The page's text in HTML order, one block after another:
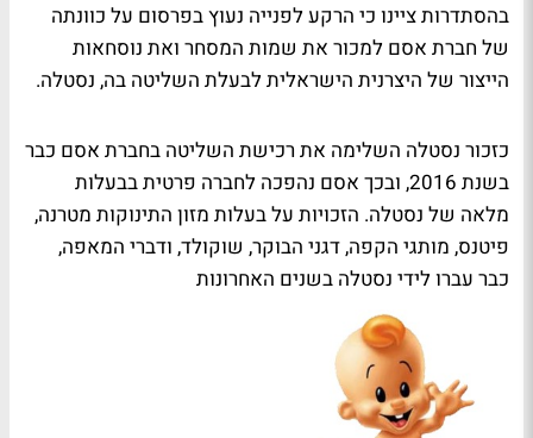
בהסתדרות ציינו כי הרקע לפנייה נעוץ בפרסום על כוונתה
של חברת אסם למכור את שמות המסחר ואת נוסחאות
הייצור של היצרנית הישראלית לבעלת השליטה בה, נסטלה.
כזכור נסטלה השלימה את רכישת השליטה בחברת אסם כבר
בשנת 2016, ובכך אסם נהפכה לחברה פרטית בבעלות
מלאה של נסטלה. הזכויות על בעלות מזון התינוקות מטרנה,
פיטנס, מותגי הקפה, דגני הבוקר, שוקולד, ודברי המאפה,
כבר עברו לידי נסטלה בשנים האחרונות